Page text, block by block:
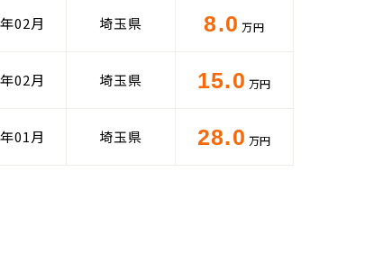
02月 埼玉県 8.0 万円
02月 埼玉県 15.0 万円
01月 埼玉県 28.0 万円